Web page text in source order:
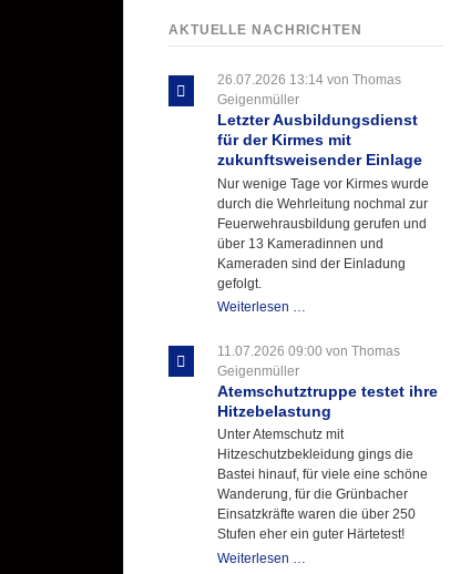
AKTUELLE NACHRICHTEN
26.07.2026 13:14 von Thomas
Geigenmüller
Letzter Ausbildungsdienst
für der Kirmes mit
zukunftsweisender Einlage
Nur wenige Tage vor Kirmes wurde
durch die Wehrleitung nochmal zur
Feuerwehrausbildung gerufen und
über 13 Kameradinnen und
Kameraden sind der Einladung
gefolgt.
Weiterlesen …
für
Kirmes
mit
zukunftsweisender
Einlage
11.07.2026 09:00 von Thomas
Geigenmüller
Atemschutztruppe testet ihre
Hitzebelastung
Unter Atemschutz mit
Hitzeschutzbekleidung gings die
Bastei hinauf, für viele eine schöne
Wanderung, für die Grünbacher
Einsatzkräfte waren die über 250
Stufen eher ein guter Härtetest!
Weiterlesen …